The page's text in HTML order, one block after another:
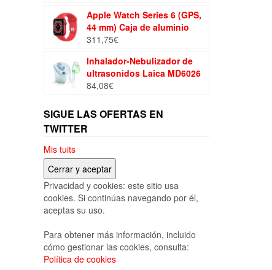
original
era:
230,99€.
actual
es:
169,00€.
Apple Watch Series 6 (GPS,
44 mm) Caja de aluminio
311,75€
Inhalador-Nebulizador de
ultrasonidos Laica MD6026
84,08€
SIGUE LAS OFERTAS EN
TWITTER
Mis tuits
Privacidad y cookies: este sitio usa
cookies. Si continúas navegando por él,
aceptas su uso.
Para obtener más información, incluido
cómo gestionar las cookies, consulta:
Política de cookies